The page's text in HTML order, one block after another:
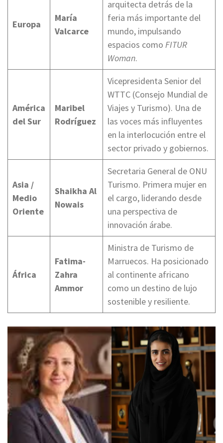
Europa
María
Valcarce
arquitecta detrás de la
feria más importante del
mundo, impulsando
espacios como FITUR
Woman.
América
del Sur
Maribel
Rodríguez
Vicepresidenta Senior del
WTTC (Consejo Mundial de
Viajes y Turismo). Una de
las voces más influyentes
en la interlocución entre el
sector privado y gobiernos.
Asia /
Medio
Oriente
Shaikha Al
Nowais
Secretaria General de ONU
Turismo. Primera mujer en
el cargo, liderando desde
una perspectiva de
innovación árabe.
África
Fatima-
Zahra
Ammor
Ministra de Turismo de
Marruecos. Ha posicionado
al continente africano
como un destino de lujo
sostenible y resiliente.